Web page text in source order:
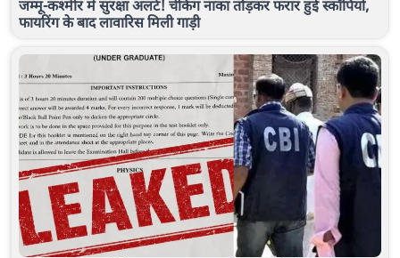
जम्मू-कश्मीर में सुरक्षा अलर्ट! चेकिंग नाका तोड़कर फरार हुई स्कॉर्पियो,
फायरिंग के बाद लावारिस मिली गाड़ी